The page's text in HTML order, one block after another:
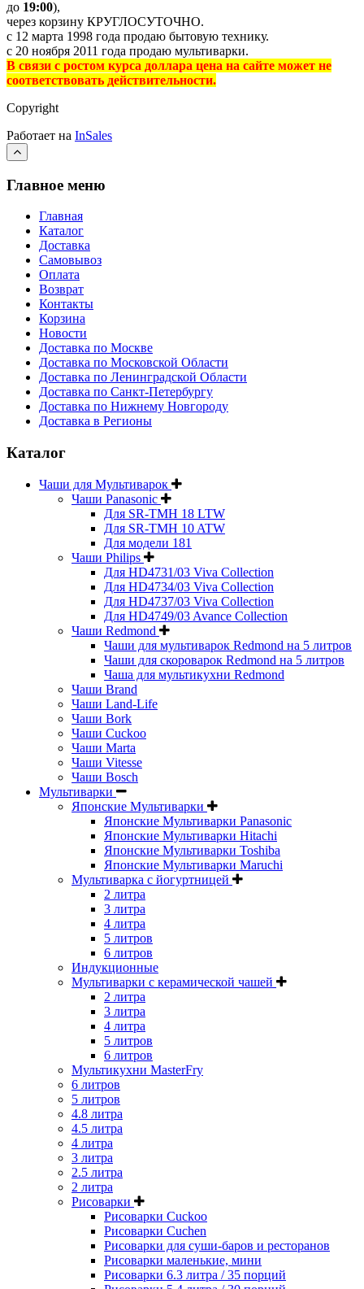
до 19:00),
через корзину КРУГЛОСУТОЧНО.
с 12 марта 1998 года продаю бытовую технику.
с 20 ноября 2011 года продаю мультиварки.
В связи с ростом курса доллара цена на сайте может не
соответствовать действительности.
Copyright
Работает на InSales
Главное меню
Главная
Каталог
Доставка
Самовывоз
Оплата
Возврат
Контакты
Корзина
Новости
Доставка по Москве
Доставка по Московской Области
Доставка по Ленинградской Области
Доставка по Санкт-Петербургу
Доставка по Нижнему Новгороду
Доставка в Регионы
Каталог
Чаши для Мультиварок
Чаши Panasonic
Для SR-TMH 18 LTW
Для SR-TMH 10 ATW
Для модели 181
Чаши Philips
Для HD4731/03 Viva Collection
Для HD4734/03 Viva Collection
Для HD4737/03 Viva Collection
Для HD4749/03 Avance Collection
Чаши Redmond
Чаши для мультиварок Redmond на 5 литров
Чаши для скороварок Redmond на 5 литров
Чаша для мультикухни Redmond
Чаши Brand
Чаши Land-Life
Чаши Bork
Чаши Cuckoo
Чаши Marta
Чаши Vitesse
Чаши Bosch
Мультиварки
Японские Мультиварки
Японские Мультиварки Panasonic
Японские Мультиварки Hitachi
Японские Мультиварки Toshiba
Японские Мультиварки Maruchi
Мультиварка с йогуртницей
2 литра
3 литра
4 литра
5 литров
6 литров
Индукционные
Мультиварки с керамической чашей
2 литра
3 литра
4 литра
5 литров
6 литров
Мультикухни MasterFry
6 литров
5 литров
4.8 литра
4.5 литра
4 литра
3 литра
2.5 литра
2 литра
Рисоварки
Рисоварки Cuckoo
Рисоварки Cuchen
Рисоварки для суши-баров и ресторанов
Рисоварки маленькие, мини
Рисоварки 6.3 литра / 35 порций